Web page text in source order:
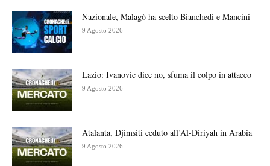
Nazionale, Malagò ha scelto Bianchedi e Mancini
9 Agosto 2026
Lazio: Ivanovic dice no, sfuma il colpo in attacco
9 Agosto 2026
Atalanta, Djimsiti ceduto all’Al-Diriyah in Arabia
9 Agosto 2026